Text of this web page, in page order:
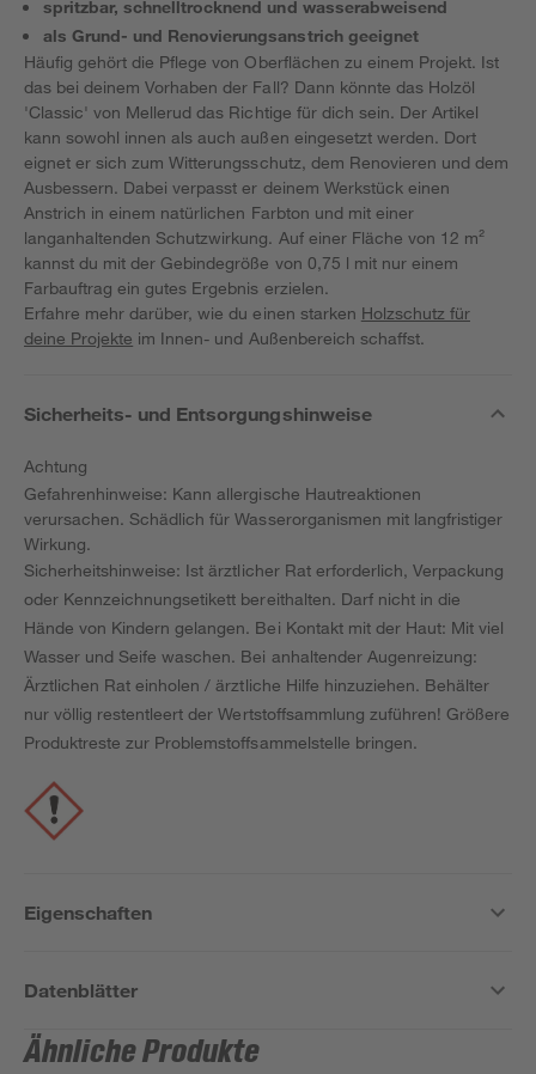
spritzbar, schnelltrocknend und wasserabweisend
als Grund- und Renovierungsanstrich geeignet
Häufig gehört die Pflege von Oberflächen zu einem Projekt. Ist
das bei deinem Vorhaben der Fall? Dann könnte das Holzöl
'Classic' von Mellerud das Richtige für dich sein. Der Artikel
kann sowohl innen als auch außen eingesetzt werden. Dort
eignet er sich zum Witterungsschutz, dem Renovieren und dem
Ausbessern. Dabei verpasst er deinem Werkstück einen
Anstrich in einem natürlichen Farbton und mit einer
langanhaltenden Schutzwirkung. Auf einer Fläche von 12 m²
kannst du mit der Gebindegröße von 0,75 l mit nur einem
Farbauftrag ein gutes Ergebnis erzielen.
Erfahre mehr darüber, wie du einen starken Holzschutz für
deine Projekte im Innen- und Außenbereich schaffst.
Sicherheits- und Entsorgungshinweise
Achtung
Gefahrenhinweise: Kann allergische Hautreaktionen
verursachen. Schädlich für Wasserorganismen mit langfristiger
Wirkung.
Sicherheitshinweise: Ist ärztlicher Rat erforderlich, Verpackung
oder Kennzeichnungsetikett bereithalten. Darf nicht in die
Hände von Kindern gelangen. Bei Kontakt mit der Haut: Mit viel
Wasser und Seife waschen. Bei anhaltender Augenreizung:
Ärztlichen Rat einholen / ärztliche Hilfe hinzuziehen. Behälter
nur völlig restentleert der Wertstoffsammlung zuführen! Größere
Produktreste zur Problemstoffsammelstelle bringen.
Eigenschaften
Datenblätter
Ähnliche Produkte